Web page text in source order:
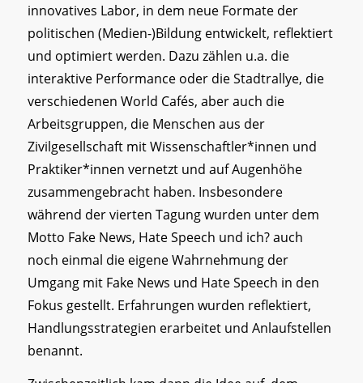
innovatives Labor, in dem neue Formate der
politischen (Medien-)Bildung entwickelt, reflektiert
und optimiert werden. Dazu zählen u.a. die
interaktive Performance oder die Stadtrallye, die
verschiedenen World Cafés, aber auch die
Arbeitsgruppen, die Menschen aus der
Zivilgesellschaft mit Wissenschaftler*innen und
Praktiker*innen vernetzt und auf Augenhöhe
zusammengebracht haben. Insbesondere
während der vierten Tagung wurden unter dem
Motto Fake News, Hate Speech und ich? auch
noch einmal die eigene Wahrnehmung der
Umgang mit Fake News und Hate Speech in den
Fokus gestellt. Erfahrungen wurden reflektiert,
Handlungsstrategien erarbeitet und Anlaufstellen
benannt.